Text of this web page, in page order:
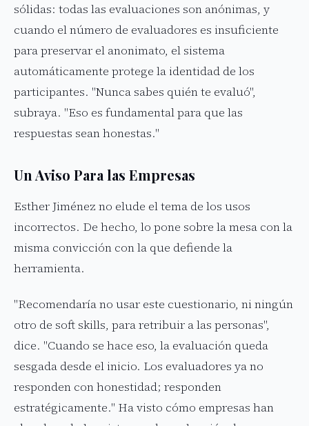
sólidas: todas las evaluaciones son anónimas, y
cuando el número de evaluadores es insuficiente
para preservar el anonimato, el sistema
automáticamente protege la identidad de los
participantes. "Nunca sabes quién te evaluó",
subraya. "Eso es fundamental para que las
respuestas sean honestas."
Un Aviso Para las Empresas
Esther Jiménez no elude el tema de los usos
incorrectos. De hecho, lo pone sobre la mesa con la
misma convicción con la que defiende la
herramienta.
"Recomendaría no usar este cuestionario, ni ningún
otro de soft skills, para retribuir a las personas",
dice. "Cuando se hace eso, la evaluación queda
sesgada desde el inicio. Los evaluadores ya no
responden con honestidad; responden
estratégicamente." Ha visto cómo empresas han